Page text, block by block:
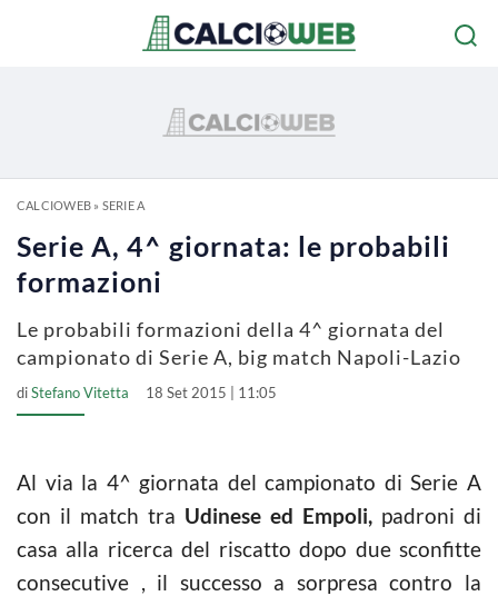
CALCIOWEB» SERIE A
Serie A, 4^ giornata: le probabili
formazioni
Le probabili formazioni della 4^ giornata del
campionato di Serie A, big match Napoli-Lazio
diStefano Vitetta 18 Set 2015 | 11:05
Al via la 4^ giornata del campionato di Serie A
con il match tra Udinese ed Empoli, padroni di
casa alla ricerca del riscatto dopo due sconfitte
consecutive , il successo a sorpresa contro la